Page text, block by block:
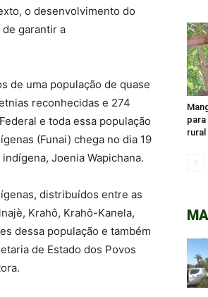
o desenvolvimento do
garantir a
de uma população de quase
reconhecidas e 274
e toda essa população
(Funai) chega no dia 19
Joenia Wapichana.
distribuídos entre as
Krahô, Krahô-Kanela,
dessa população e também
de Estado dos Povos